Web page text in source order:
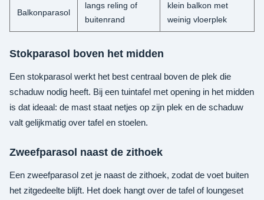
Balkonparasol
langs reling of
buitenrand
klein balkon met
weinig vloerplek
Stokparasol boven het midden
Een stokparasol werkt het best centraal boven de plek die
schaduw nodig heeft. Bij een tuintafel met opening in het midden
is dat ideaal: de mast staat netjes op zijn plek en de schaduw
valt gelijkmatig over tafel en stoelen.
Zweefparasol naast de zithoek
Een zweefparasol zet je naast de zithoek, zodat de voet buiten
het zitgedeelte blijft. Het doek hangt over de tafel of loungeset